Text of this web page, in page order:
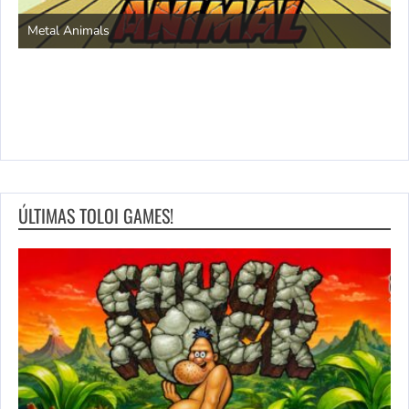
Metal Animals
ÚLTIMAS TOLOI GAMES!